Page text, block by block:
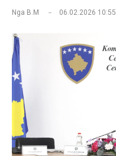
Nga B.M 06.02.2026 10:55